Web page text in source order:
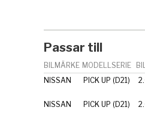
Passar till
BILMÄRKE MODELLSERIE
NISSAN
PICK UP (D21)
NISSAN PICK UP (D21)